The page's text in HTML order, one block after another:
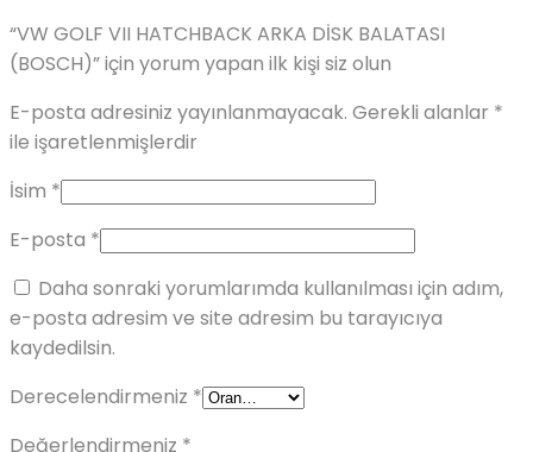
“VW GOLF VII HATCHBACK ARKA DİSK BALATASI
(BOSCH)” için yorum yapan ilk kişi siz olun
E-posta adresiniz yayınlanmayacak. Gerekli alanlar *
ile işaretlenmişlerdir
İsim *
E-posta *
Daha sonraki yorumlarımda kullanılması için adım,
e-posta adresim ve site adresim bu tarayıcıya
kaydedilsin.
Derecelendirmeniz *
Değerlendirmeniz *